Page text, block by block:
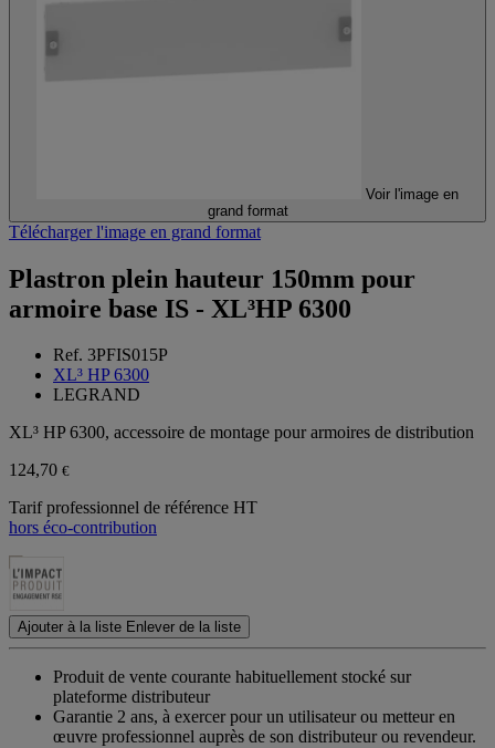
Voir l'image en
grand format
Télécharger l'image en grand format
Plastron plein hauteur 150mm pour
armoire base IS - XL³HP 6300
Ref. 3PFIS015P
XL³ HP 6300
LEGRAND
XL³ HP 6300, accessoire de montage pour armoires de distribution
124,70 €
Tarif professionnel de référence HT
hors éco-contribution
Ajouter à la liste Enlever de la liste
Produit de vente courante habituellement stocké sur
plateforme distributeur
Garantie 2 ans, à exercer pour un utilisateur ou metteur en
œuvre professionnel auprès de son distributeur ou revendeur.